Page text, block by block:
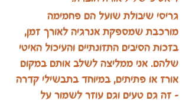
גריסי שיבולת שועל הם פחמימה
מורכבת שמספקת אנרגיה לאורך זמן,
בזכות הסיבים התזונתיים והעיכול האיטי
שלהם. אני ממליצה לשלב אותם במקום
אורז או פתיתים, במיוחד בתבשילי קדרה
– זה גם טעים וגם עוזר לשמור על